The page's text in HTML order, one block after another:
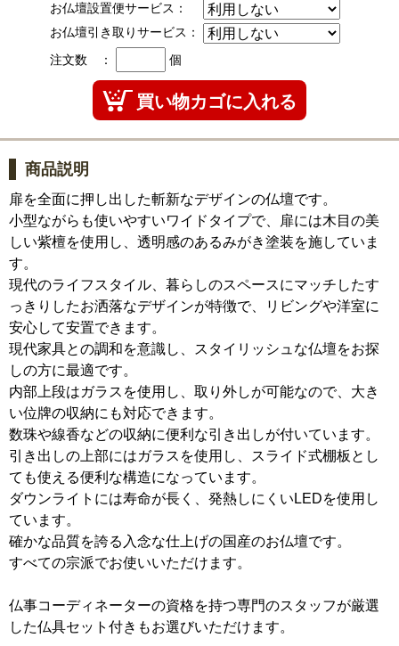
お仏壇設置便サービス：
お仏壇引き取りサービス：
注文数 ：
個
商品説明
扉を全面に押し出した斬新なデザインの仏壇です。
小型ながらも使いやすいワイドタイプで、扉には木目の美
しい紫檀を使用し、透明感のあるみがき塗装を施していま
す。
現代のライフスタイル、暮らしのスペースにマッチしたす
っきりしたお洒落なデザインが特徴で、リビングや洋室に
安心して安置できます。
現代家具との調和を意識し、スタイリッシュな仏壇をお探
しの方に最適です。
内部上段はガラスを使用し、取り外しが可能なので、大き
い位牌の収納にも対応できます。
数珠や線香などの収納に便利な引き出しが付いています。
引き出しの上部にはガラスを使用し、スライド式棚板とし
ても使える便利な構造になっています。
ダウンライトには寿命が長く、発熱しにくいLEDを使用し
ています。
確かな品質を誇る入念な仕上げの国産のお仏壇です。
すべての宗派でお使いいただけます。
仏事コーディネーターの資格を持つ専門のスタッフが厳選
した仏具セット付きもお選びいただけます。